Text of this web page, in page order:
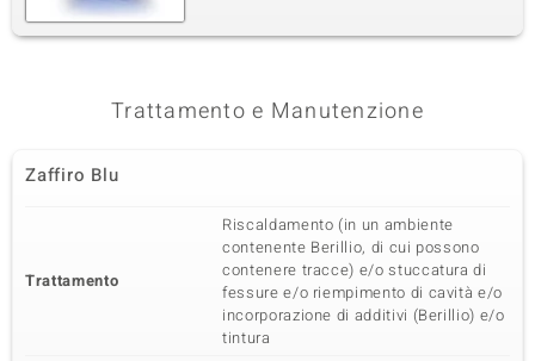
Trattamento e Manutenzione
Zaffiro Blu
Trattamento
Riscaldamento (in un ambiente
contenente Berillio, di cui possono
contenere tracce) e/o stuccatura di
fessure e/o riempimento di cavità e/o
incorporazione di additivi (Berillio) e/o
tintura